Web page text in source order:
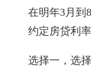
在明年3月到
约定房贷利
选择一，选